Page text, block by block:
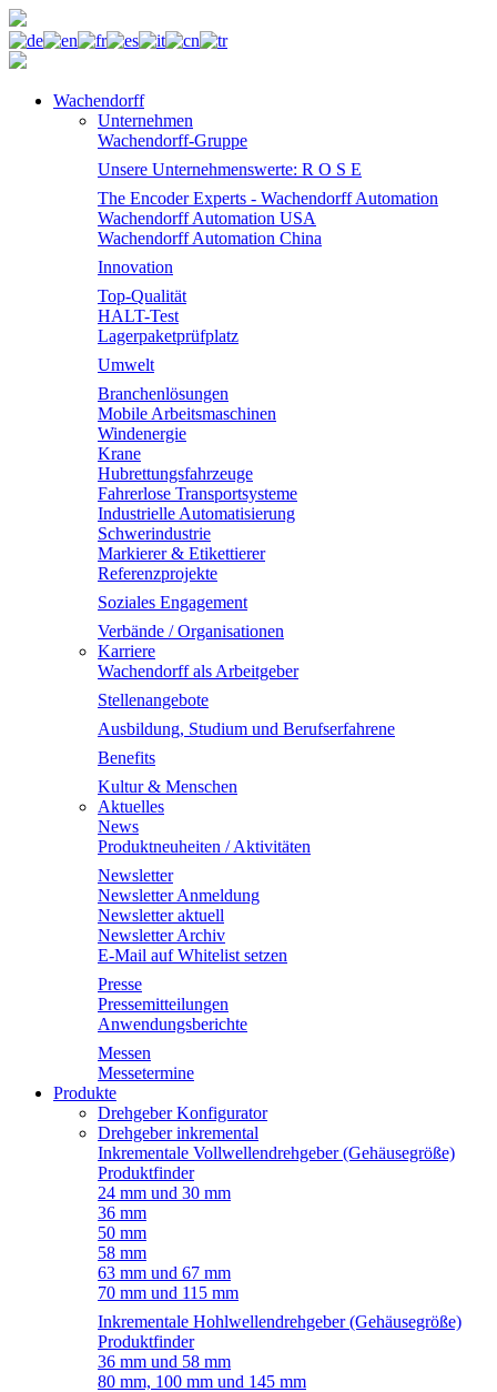
Wachendorff
Unternehmen
Wachendorff-Gruppe
Unsere Unternehmenswerte: R O S E
The Encoder Experts - Wachendorff Automation
Wachendorff Automation USA
Wachendorff Automation China
Innovation
Top-Qualität
HALT-Test
Lagerpaketprüfplatz
Umwelt
Branchenlösungen
Mobile Arbeitsmaschinen
Windenergie
Krane
Hubrettungsfahrzeuge
Fahrerlose Transportsysteme
Industrielle Automatisierung
Schwerindustrie
Markierer & Etikettierer
Referenzprojekte
Soziales Engagement
Verbände / Organisationen
Karriere
Wachendorff als Arbeitgeber
Stellenangebote
Ausbildung, Studium und Berufserfahrene
Benefits
Kultur & Menschen
Aktuelles
News
Produktneuheiten / Aktivitäten
Newsletter
Newsletter Anmeldung
Newsletter aktuell
Newsletter Archiv
E-Mail auf Whitelist setzen
Presse
Pressemitteilungen
Anwendungsberichte
Messen
Messetermine
Produkte
Drehgeber Konfigurator
Drehgeber inkremental
Inkrementale Vollwellendrehgeber (Gehäusegröße)
Produktfinder
24 mm und 30 mm
36 mm
50 mm
58 mm
63 mm und 67 mm
70 mm und 115 mm
Inkrementale Hohlwellendrehgeber (Gehäusegröße)
Produktfinder
36 mm und 58 mm
80 mm, 100 mm und 145 mm